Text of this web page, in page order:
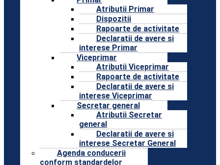
Atributii Primar
Dispozitii
Rapoarte de activitate
Declaratii de avere si
interese Primar
Viceprimar
Atributii Viceprimar
Rapoarte de activitate
Declaratii de avere si
interese Viceprimar
Secretar general
Atributii Secretar
general
Declaratii de avere si
interese Secretar General
Agenda conducerii
conform standardelor